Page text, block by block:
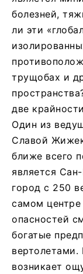
болезней,
ли эти
трущобах и
две
Один из
Славой
ближе всего
является
город с 250
самом центре
опасностей
богатые
вертолетами.
возникает